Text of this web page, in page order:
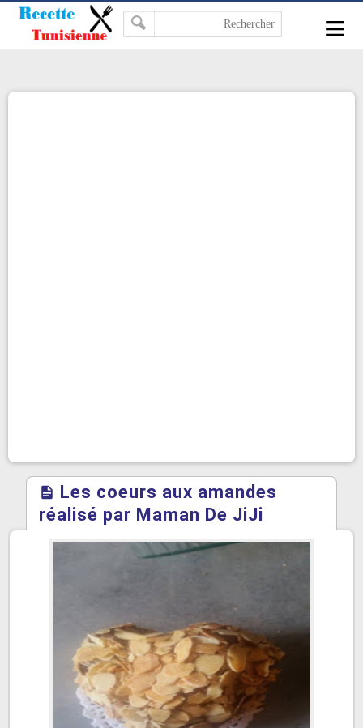
≡
Les coeurs aux amandes
réalisé par Maman De JiJi